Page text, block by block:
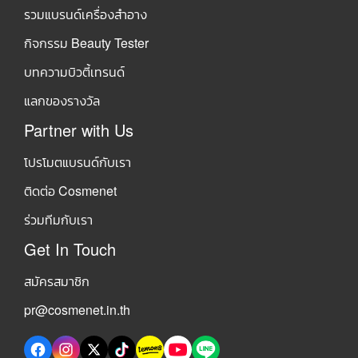
รวมแบรนด์เครื่องสำอาง
กิจกรรม Beauty Tester
บทความบิวตี้เทรนด์
แลกของรางวัล
Partner with Us
โปรโมตแบรนด์กับเรา
ติดต่อ Cosmenet
ร่วมทีมกับเรา
Get In Touch
สมัครสมาชิก
pr@cosmenet.in.th